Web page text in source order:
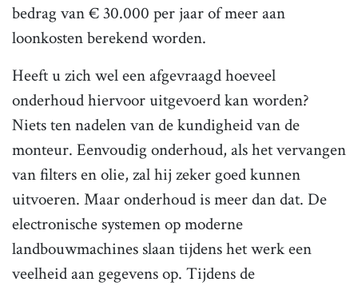
bedrag van € 30.000 per jaar of meer aan
loonkosten berekend worden.
Heeft u zich wel een afgevraagd hoeveel
onderhoud hiervoor uitgevoerd kan worden?
Niets ten nadelen van de kundigheid van de
monteur. Eenvoudig onderhoud, als het vervangen
van filters en olie, zal hij zeker goed kunnen
uitvoeren. Maar onderhoud is meer dan dat. De
electronische systemen op moderne
landbouwmachines slaan tijdens het werk een
veelheid aan gegevens op. Tijdens de